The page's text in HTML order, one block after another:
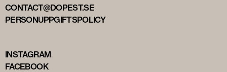
CONTACT@DOPEST.SE
PERSONUPPGIFTSPOLICY
INSTAGRAM
FACEBOOK